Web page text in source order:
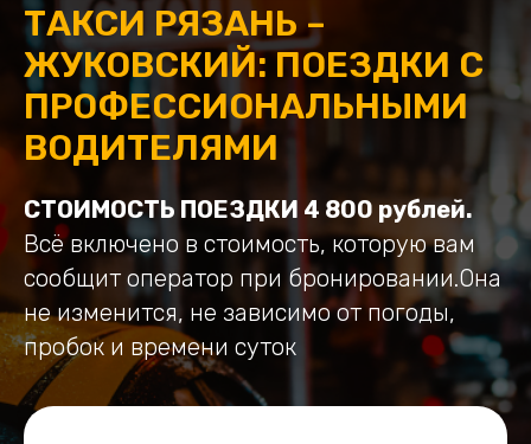
ТАКСИ РЯЗАНЬ –
ЖУКОВСКИЙ: ПОЕЗДКИ С
ПРОФЕССИОНАЛЬНЫМИ
ВОДИТЕЛЯМИ
СТОИМОСТЬ ПОЕЗДКИ 4 800 рублей.
Всё включено в стоимость, которую вам
сообщит оператор при бронировании.Она
не изменится, не зависимо от погоды,
пробок и времени суток